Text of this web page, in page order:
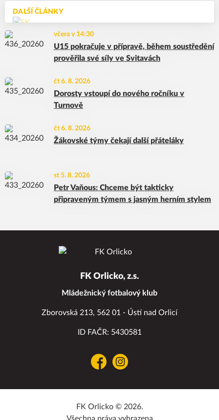
DALŠÍ ČLÁNKY
včera v 14:30
U15 pokračuje v přípravě, během soustředění
prověřila své síly ve Svitavách
čt 6. 8. 2026
Dorosty vstoupí do nového ročníku v
Turnově
čt 6. 8. 2026
Žákovské týmy čekají další přáteláky
st 5. 8. 2026
Petr Vaňous: Chceme být takticky
připraveným týmem s jasným herním stylem
FK Orlicko, z.s.
Mládežnický fotbalový klub
Zborovská 213, 562 01 - Ústí nad Orlicí
ID FAČR: 5430581
FacebookInstagram
FK Orlicko © 2026.